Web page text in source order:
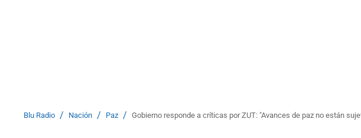
Blu Radio / Nación / Paz / Gobierno responde a críticas por ZUT: "Avances de paz no están